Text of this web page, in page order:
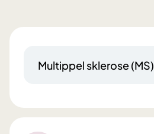
Multippel sklerose (MS)